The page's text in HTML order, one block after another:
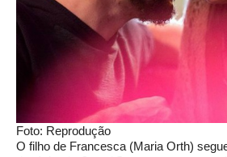
Foto: Reprodução
O filho de Francesca (Maria Orth)